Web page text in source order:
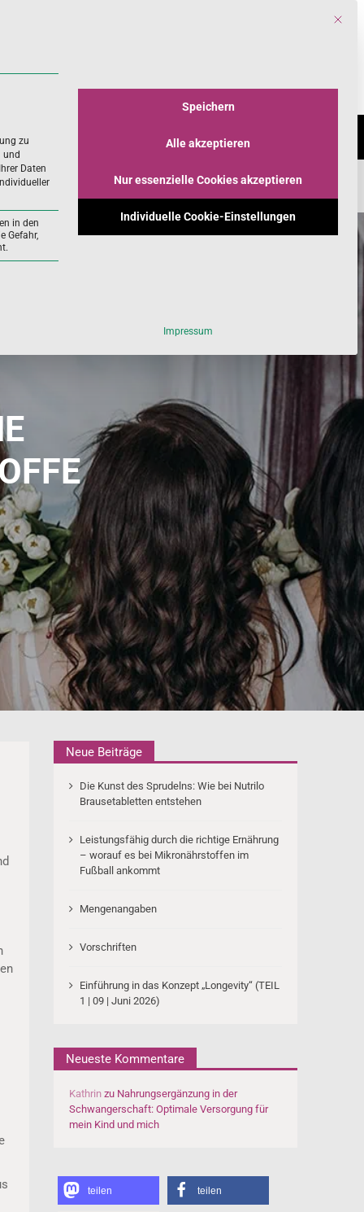
WISSENSCHAFT
Neue Beiträge
Die Kunst des Sprudelns: Wie bei Nutrilo
Brausetabletten entstehen
Leistungsfähig durch die richtige Ernährung
– worauf es bei Mikronährstoffen im
Fußball ankommt
Mengenangaben
Vorschriften
Einführung in das Konzept „Longevity“ (TEIL
1 | 09 | Juni 2026)
Neueste Kommentare
Kathrinzu Nahrungsergänzung in der
Schwangerschaft: Optimale Versorgung für
mein Kind und mich
teilen teilen
Mit
zu
und
Daten
in den
Gefahr,
Speichern
Alle akzeptieren
Nur essenzielle Cookies akzeptieren
Individuelle Cookie-Einstellungen
Impressum